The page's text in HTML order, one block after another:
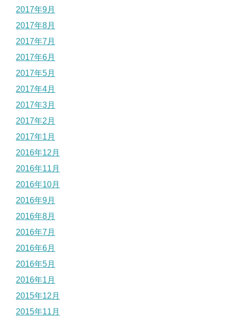
2017年9月
2017年8月
2017年7月
2017年6月
2017年5月
2017年4月
2017年3月
2017年2月
2017年1月
2016年12月
2016年11月
2016年10月
2016年9月
2016年8月
2016年7月
2016年6月
2016年5月
2016年1月
2015年12月
2015年11月